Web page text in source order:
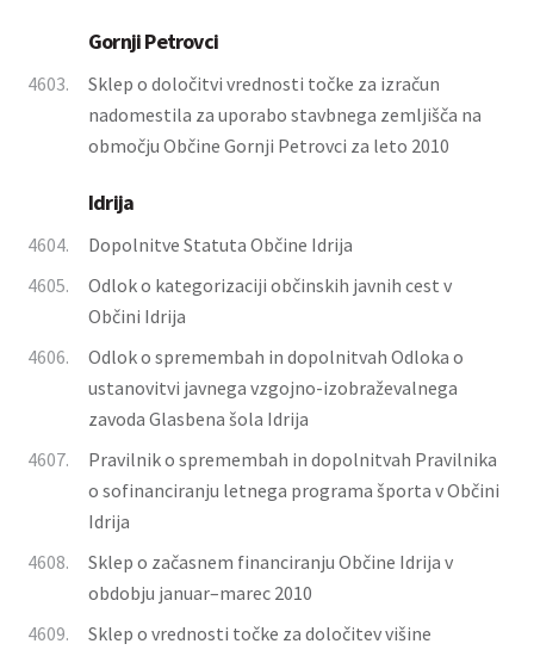
Gornji Petrovci
4603.
Sklep o določitvi vrednosti točke za izračun
nadomestila za uporabo stavbnega zemljišča na
območju Občine Gornji Petrovci za leto 2010
Idrija
4604.
Dopolnitve Statuta Občine Idrija
4605.
Odlok o kategorizaciji občinskih javnih cest v
Občini Idrija
4606.
Odlok o spremembah in dopolnitvah Odloka o
ustanovitvi javnega vzgojno-izobraževalnega
zavoda Glasbena šola Idrija
4607.
Pravilnik o spremembah in dopolnitvah Pravilnika
o sofinanciranju letnega programa športa v Občini
Idrija
4608.
Sklep o začasnem financiranju Občine Idrija v
obdobju januar–marec 2010
4609.
Sklep o vrednosti točke za določitev višine